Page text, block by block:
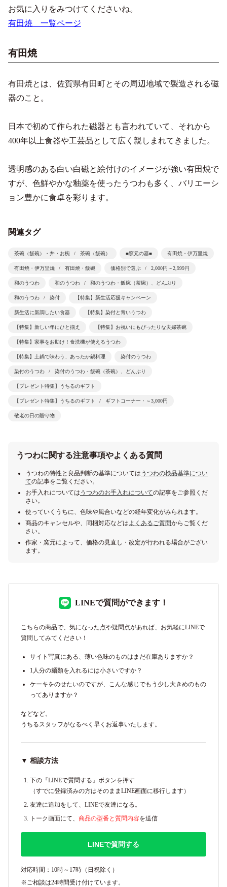
お気に入りをみつけてくださいね。
有田焼 一覧ページ
有田焼
有田焼とは、佐賀県有田町とその周辺地域で製造される磁
器のこと。
日本で初めて作られた磁器とも言われていて、それから
400年以上食器や工芸品として広く親しまれてきました。
透明感のある白い白磁と絵付けのイメージが強い有田焼で
すが、色鮮やかな釉薬を使ったうつわも多く、バリエーシ
ョン豊かに食卓を彩ります。
関連タグ
茶碗（飯碗）・丼・お椀 茶碗（飯碗） ■窯元の器■ 有田焼・伊万里焼
有田焼・伊万里焼 有田焼・飯碗 価格別で選ぶ 2,000円～2,999円
和のうつわ 和のうつわ 和のうつわ・飯碗（茶碗）、どんぶり
和のうつわ 染付 【特集】新生活応援キャンペーン
新生活に新調したい食器 【特集】染付と青いうつわ
【特集】新しい年にひと揃え 【特集】お祝いにもぴったりな夫婦茶碗
【特集】家事をお助け！食洗機が使えるうつわ
【特集】土鍋で味わう、あったか鍋料理 染付のうつわ
染付のうつわ 染付のうつわ・飯碗（茶碗）、どんぶり
【プレゼント特集】うちるのギフト
【プレゼント特集】うちるのギフト ギフトコーナー・～3,000円
敬老の日の贈り物
うつわに関する注意事項やよくある質問
うつわの特性と良品判断の基準については うつわの検品基準につい
ての記事をご覧ください。
お手入れについては うつわのお手入れについての記事をご参照くだ
さい。
使っていくうちに、色味や風合いなどの経年変化がみられます。
商品のキャンセルや、同梱対応などは よくあるご質問からご覧くだ
さい。
作家・窯元によって、価格の見直し・改定が行われる場合がござい
ます。
LINEで質問ができます！
こちらの商品で、気になった点や疑問点があれば、お気軽にLINEで
質問してみてください！
サイト写真にある、薄い色味のものはまだ在庫ありますか？
1人分の麺類を入れるには小さいですか？
ケーキをのせたいのですが、こんな感じでもう少し大きめのもの
ってありますか？
などなど。
うちるスタッフがなるべく早くお返事いたします。
▼ 相談方法
下の『LINEで質問する』ボタンを押す
（すでに登録済みの方はそのままLINE画面に移行します）
友達に追加をして、LINEで友達になる。
トーク画面にて、 商品の型番と質問内容を送信
LINEで質問する
対応時間：10時～17時（日祝除く）
※ご相談は24時間受け付けています。